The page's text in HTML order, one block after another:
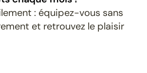
: équipez-vous sans
et retrouvez le plaisir